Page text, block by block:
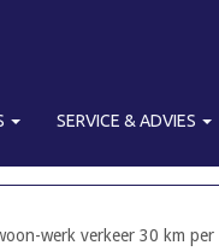
SERVICE & ADVIES
werk verkeer 30 km per